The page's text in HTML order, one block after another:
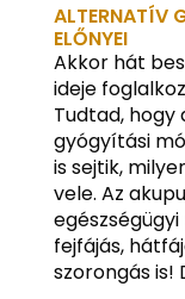
ALTERNATÍV
ELŐNYEI
Akkor hát
ideje
Tudtad,
gyógyítási
is sejtik,
vele. Az
fejfájás,
szorongás is!